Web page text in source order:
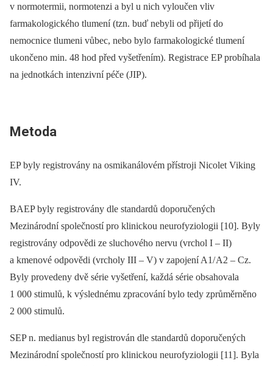
v normotermii, normotenzi a byl u nich vyloučen vliv
farmakologického tlumení (tzn. buď nebyli od přijetí do
nemocnice tlumeni vůbec, nebo bylo farmakologické tlumení
ukončeno min. 48 hod před vyšetřením). Registrace EP probíhala
na jednotkách intenzivní péče (JIP).
Metoda
EP byly registrovány na osmikanálovém přístroji Nicolet Viking
IV.
BAEP byly registrovány dle standardů doporučených
Mezinárodní společností pro klinickou neurofyziologii [10]. Byly
registrovány odpovědi ze sluchového nervu (vrchol I –⁠ II)
a kmenové odpovědi (vrcholy III –⁠ V) v zapojení A1/ A2 –⁠ Cz.
Byly provedeny dvě série vyšetření, každá série obsahovala
1 000 stimulů, k výslednému zpracování bylo tedy zprůměrněno
2 000 stimulů.
SEP n. medianus byl registrován dle standardů doporučených
Mezinárodní společností pro klinickou neurofyziologii [11]. Byla